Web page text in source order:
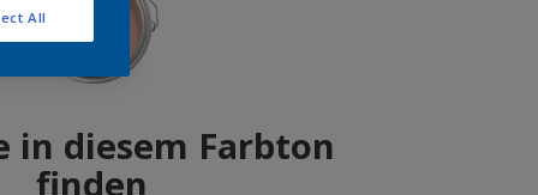
in diesem Farbton
finden
All